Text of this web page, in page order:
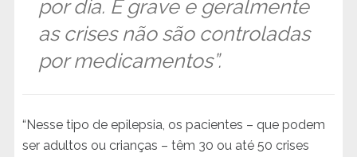
por dia. É grave e geralmente
as crises não são controladas
por medicamentos”.
“Nesse tipo de epilepsia, os pacientes – que podem
ser adultos ou crianças – têm 30 ou até 50 crises